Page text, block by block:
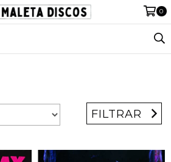
0
FILTRAR